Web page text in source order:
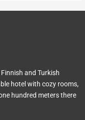
and Turkish
hotel with cozy rooms,
hundred meters there